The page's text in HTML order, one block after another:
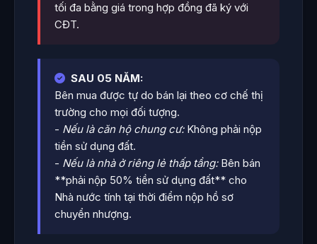
tối đa bằng giá trong hợp đồng đã ký với
CĐT.
SAU 05 NĂM:
Bên mua được tự do bán lại theo cơ chế thị
trường cho mọi đối tượng.
- Nếu là căn hộ chung cư:Không phải nộp
tiền sử dụng đất.
- Nếu là nhà ở riêng lẻ thấp tầng:Bên bán
**phải nộp 50% tiền sử dụng đất** cho
Nhà nước tính tại thời điểm nộp hồ sơ
chuyển nhượng.